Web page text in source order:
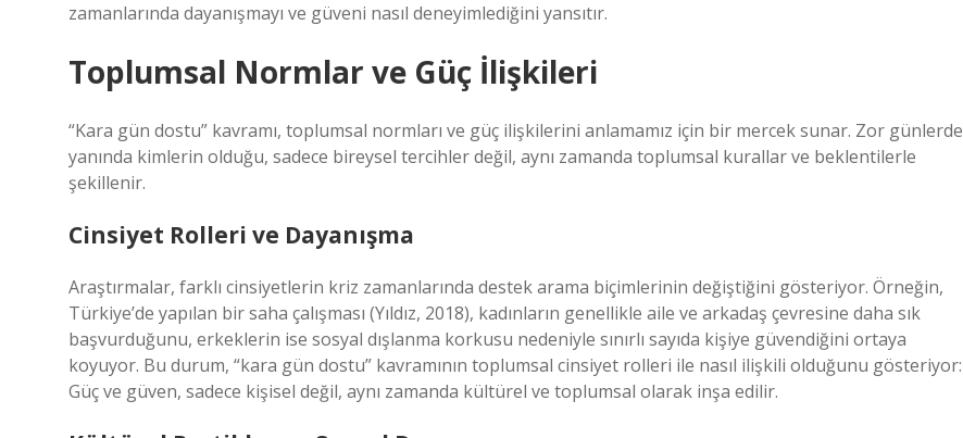
zamanlarında dayanışmayı ve güveni nasıl deneyimlediğini yansıtır.
Toplumsal Normlar ve Güç İlişkileri
“Kara gün dostu” kavramı, toplumsal normları ve güç ilişkilerini anlamamız için bir mercek sunar. Zor günlerde
yanında kimlerin olduğu, sadece bireysel tercihler değil, aynı zamanda toplumsal kurallar ve beklentilerle
şekillenir.
Cinsiyet Rolleri ve Dayanışma
Araştırmalar, farklı cinsiyetlerin kriz zamanlarında destek arama biçimlerinin değiştiğini gösteriyor. Örneğin,
Türkiye’de yapılan bir saha çalışması (Yıldız, 2018), kadınların genellikle aile ve arkadaş çevresine daha sık
başvurduğunu, erkeklerin ise sosyal dışlanma korkusu nedeniyle sınırlı sayıda kişiye güvendiğini ortaya
koyuyor. Bu durum, “kara gün dostu” kavramının toplumsal cinsiyet rolleri ile nasıl ilişkili olduğunu gösteriyor:
Güç ve güven, sadece kişisel değil, aynı zamanda kültürel ve toplumsal olarak inşa edilir.